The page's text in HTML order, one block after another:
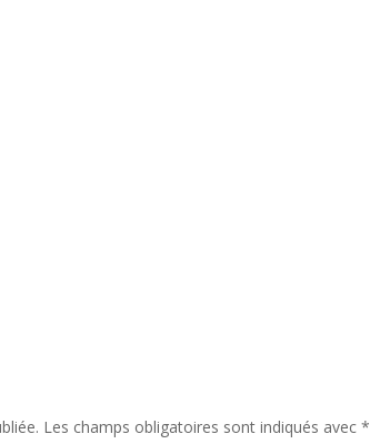
Les champs obligatoires sont indiqués avec*